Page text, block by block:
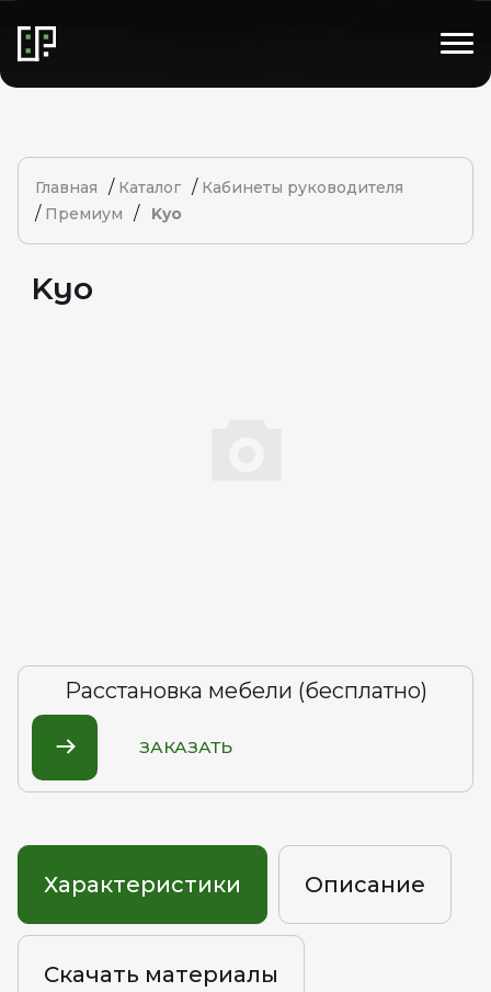
Главная / Каталог / Кабинеты руководителя
/ Премиум / Kyo
Kyo
Расстановка мебели (бесплатно)
ЗАКАЗАТЬ
Характеристики Описание
Скачать материалы